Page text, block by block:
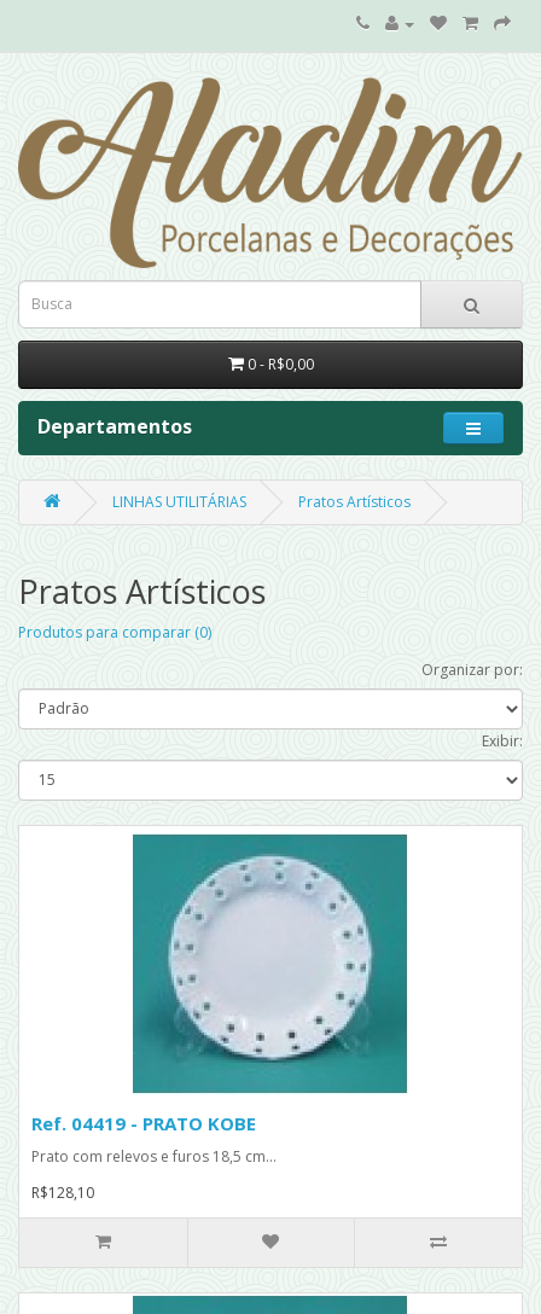
0 - R$0,00
Departamentos
LINHAS UTILITÁRIAS Pratos Artísticos
Pratos Artísticos
Produtos para comparar (0)
Organizar por:
Exibir:
Ref. 04419 - PRATO KOBE
Prato com relevos e furos 18,5 cm...
R$128,10